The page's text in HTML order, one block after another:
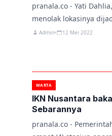
pranala.co - Yati
menolak lokasinya
Admin 12 Mei 2022
WARTA
IKN Nusantara
Sebarannya
pranala.co -